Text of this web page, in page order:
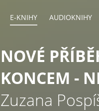
E-KNIHY AUDIOKNIHY
NOVÉ
KONCEM -
Zuzana